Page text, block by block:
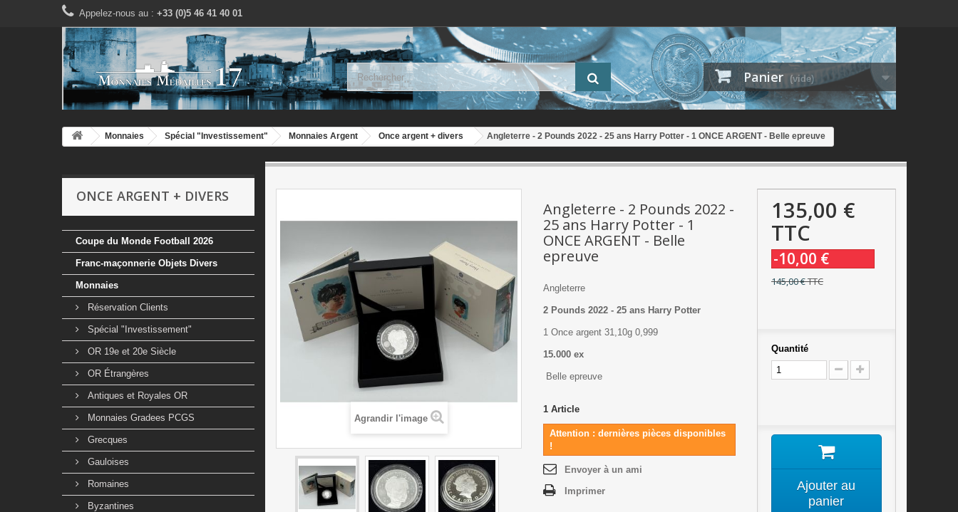
Appelez-nous au : +33 (0)5 46 41 40 01
Panier (vide)
Monnaies Spécial "Investissement" Monnaies Argent Once argent + divers Angleterre - 2 Pounds 2022 - 25 ans Harry Potter - 1 ONCE ARGENT - Belle epreuve
ONCE ARGENT + DIVERS
Coupe du Monde Football 2026
Franc-maçonnerie Objets Divers
Monnaies
Réservation Clients
Spécial "Investissement"
OR 19e et 20e Siècle
OR Étrangères
Antiques et Royales OR
Monnaies Gradees PCGS
Grecques
Gauloises
Romaines
Byzantines
Agrandir l'image
Angleterre - 2 Pounds 2022 -
25 ans Harry Potter - 1
ONCE ARGENT - Belle
epreuve
Angleterre
2 Pounds 2022 - 25 ans Harry Potter
1 Once argent 31,10g 0,999
15.000 ex
Belle epreuve
1 Article
Attention : dernières pièces disponibles
!
Envoyer à un ami
Imprimer
135,00 €
TTC
-10,00 €
145,00 €TTC
Quantité
Ajouter au
panier